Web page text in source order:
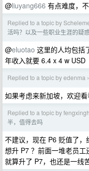
@liuyang666 有点难度，
Replied to a topic by
活吗？以及一些职业生涯的疑
@eluotao 这里的人均包括
年收入就要 6.4 x 4 w USD
Replied to a topic by edenma ›
如果考虑来新加坡，欢迎
Replied to a topic by
半，值得去吗
不建议，现在 P6 贬值了，
想升 P7 ？前面一堆老员工
就算升了 P7，也还是一线苦